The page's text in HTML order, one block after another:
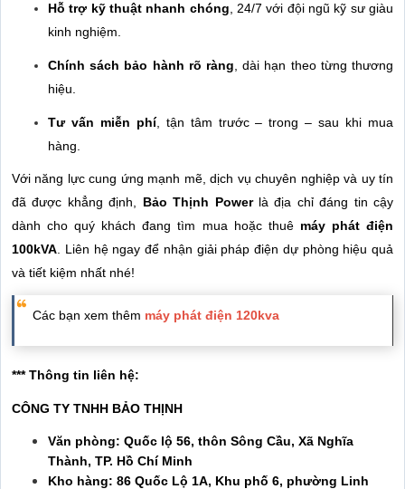
Hỗ trợ kỹ thuật nhanh chóng , 24/7 với đội ngũ kỹ sư giàu
kinh nghiệm.
Chính sách bảo hành rõ ràng , dài hạn theo từng thương
hiệu.
Tư vấn miễn phí, tận tâm trước – trong – sau khi mua
hàng.
Với năng lực cung ứng mạnh mẽ, dịch vụ chuyên nghiệp và uy tín
đã được khẳng định, Bảo Thịnh Powerlà địa chỉ đáng tin cậy
dành cho quý khách đang tìm mua hoặc thuê máy phát điện
100kVA . Liên hệ ngay để nhận giải pháp điện dự phòng hiệu quả
và tiết kiệm nhất nhé!
Các bạn xem thêm máy phát điện 120kva
*** Thông tin liên hệ:
CÔNG TY TNHH BẢO THỊNH
Văn phòng: Quốc lộ 56, thôn Sông Cầu, Xã Nghĩa
Thành, TP. Hồ Chí Minh
Kho hàng: 86 Quốc Lộ 1A, Khu phố 6, phường Linh